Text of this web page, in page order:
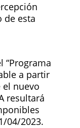
de esta
“Programa
a partir
el nuevo
resultará
04/2023.